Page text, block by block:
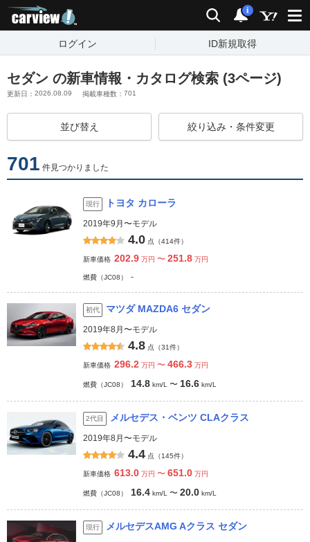
検索 通知
i
ログイン ID新規取得
セダン の新車情報・カタログ検索 (3ページ)
更新日： 2026.08.09 掲載車種数： 701
並び替え 絞り込み・条件変更
701 件見つかりました
現行 トヨタ カローラ
2019年9月〜モデル
4.0 点（414件）
新車価格 202.9 万円 〜 251.8 万円
燃費（JC08） -
初代 マツダ MAZDA6 セダン
2019年8月〜モデル
4.8 点（31件）
新車価格 296.2 万円 〜 466.3 万円
燃費（JC08） 14.8 km/L 〜 16.6 km/L
2代目 メルセデス・ベンツ CLAクラス
2019年8月〜モデル
4.4 点（145件）
新車価格 613.0 万円 〜 651.0 万円
燃費（JC08） 16.4 km/L 〜 20.0 km/L
現行 メルセデスAMG Aクラス セダン